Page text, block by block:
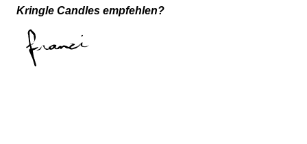
Kringle Candles empfehlen?